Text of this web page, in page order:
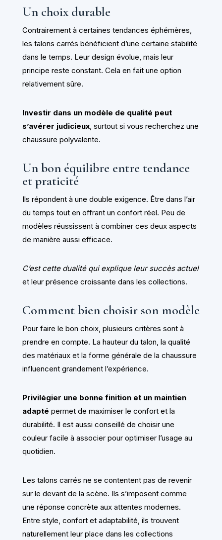
Un choix durable
Contrairement à certaines tendances éphémères,
les talons carrés bénéficient d’une certaine stabilité
dans le temps. Leur design évolue, mais leur
principe reste constant. Cela en fait une option
relativement sûre.
Investir dans un modèle de qualité peut
s’avérer judicieux, surtout si vous recherchez une
chaussure polyvalente.
Un bon équilibre entre tendance
et praticité
Ils répondent à une double exigence. Être dans l’air
du temps tout en offrant un confort réel. Peu de
modèles réussissent à combiner ces deux aspects
de manière aussi efficace.
C’est cette dualité qui explique leur succès actuel
et leur présence croissante dans les collections.
Comment bien choisir son modèle
Pour faire le bon choix, plusieurs critères sont à
prendre en compte. La hauteur du talon, la qualité
des matériaux et la forme générale de la chaussure
influencent grandement l’expérience.
Privilégier une bonne finition et un maintien
adapté permet de maximiser le confort et la
durabilité. Il est aussi conseillé de choisir une
couleur facile à associer pour optimiser l’usage au
quotidien.
Les talons carrés ne se contentent pas de revenir
sur le devant de la scène. Ils s’imposent comme
une réponse concrète aux attentes modernes.
Entre style, confort et adaptabilité, ils trouvent
naturellement leur place dans les collections